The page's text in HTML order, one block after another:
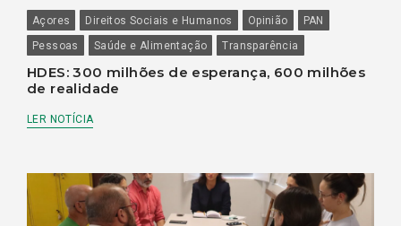
Açores Direitos Sociais e Humanos Opinião
PAN
Pessoas
Saúde e Alimentação Transparência
HDES: 300 milhões de esperança, 600 milhões
de realidade
LER NOTÍCIA